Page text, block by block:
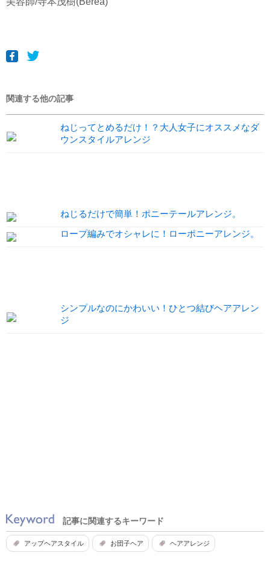
関連する他の記事
ねじってとめるだけ！？大人女子にオススメなダ
ウンスタイルアレンジ
ねじるだけで簡単！ポニーテールアレンジ。
ロープ編みでオシャレに！ローポニーアレンジ。
シンプルなのにかわいい！ひとつ結びヘアアレン
ジ
記事に関連するキーワード
アップヘアスタイル お団子ヘア ヘアアレンジ